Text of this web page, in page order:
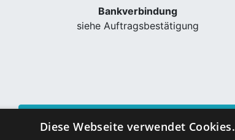
Bankverbindung
siehe Auftragsbestätigung
Diese Webseite verwendet Cookies.